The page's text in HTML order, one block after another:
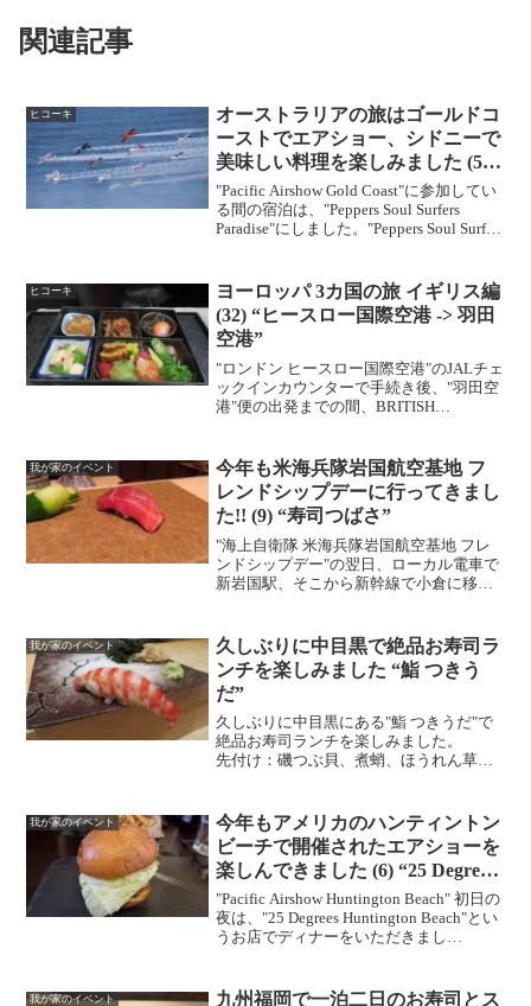
関連記事
ヒコーキ
オーストラリアの旅はゴールドコ
ーストでエアショー、シドニーで
美味しい料理を楽しみました (5)
“Pacific Airshow Gold Coast”
"Pacific Airshow Gold Coast"に参加してい
る間の宿泊は、"Peppers Soul Surfers
Paradise"にしました。"Peppers Soul Surfers
ヒコーキ
ヨーロッパ 3カ国の旅 イギリス編
(32) “ヒースロー国際空港 -> 羽田
空港”
"ロンドン ヒースロー国際空港"のJALチェ
ックインカウンターで手続き後、"羽田空
港"便の出発までの間、BRITISH
の搭乗ゲートの...
我が家のイベント
今年も米海兵隊岩国航空基地 フ
レンドシップデーに行ってきまし
た!! (9) “寿司つばさ”
"海上自衛隊 米海兵隊岩国航空基地 フレ
ンドシップデー"の翌日、ローカル電車で
新岩国駅、そこから新幹線で小倉に移動
た。 ソーメンもずく、地元の若松ト
マトアコウダイと塩昆布...
我が家のイベント
久しぶりに中目黒で絶品お寿司ラ
ンチを楽しみました “鮨 つきう
だ”
久しぶりに中目黒にある"鮨 つきうだ"で
絶品お寿司ランチを楽しみました。
先付け：磯つぶ貝、煮蛸、ほうれん草。
の白焼き、柚子胡椒。鯵。自家製カラス
ミ。甘鯛の松笠揚げ。...
我が家のイベント
今年もアメリカのハンティントン
ビーチで開催されたエアショーを
楽しんできました (6) “25 Degrees
Huntington Beach”
"Pacific Airshow Huntington Beach" 初日の
夜は、"25 Degrees Huntington Beach"とい
うお店でディナーをいただきまし
我が家のイベント
九州福岡で一泊二日のお寿司とス